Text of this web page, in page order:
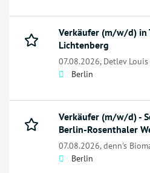
Verkäufer (m/w/d) in
Lichtenberg
07.08.2026, Detlev
Berlin
Verkäufer (m/w/d) -
Berlin-Rosenthaler
07.08.2026,denn's
Berlin